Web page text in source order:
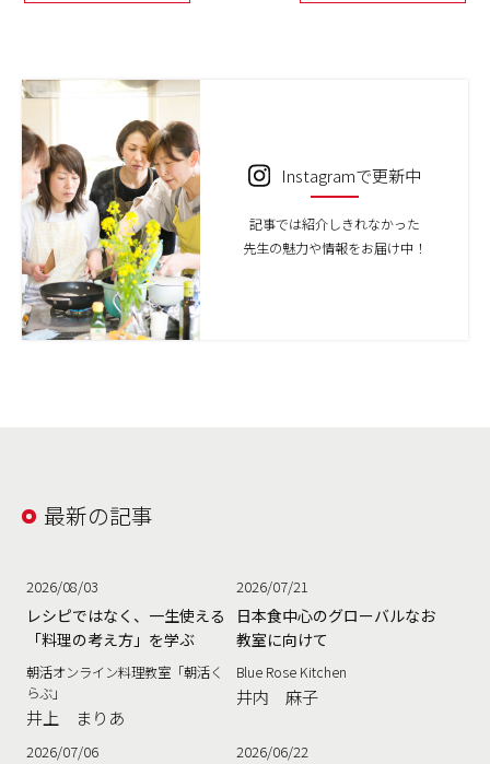
Instagramで更新中
記事では紹介しきれなかった
先生の魅力や情報をお届け中！
最新の記事
2026/08/03
レシピではなく、一生使える
「料理の考え方」を学ぶ
朝活オンライン料理教室「朝活く
らぶ」
井上 まりあ
2026/07/21
日本食中心のグローバルなお
教室に向けて
Blue Rose Kitchen
井内 麻子
2026/07/06 2026/06/22